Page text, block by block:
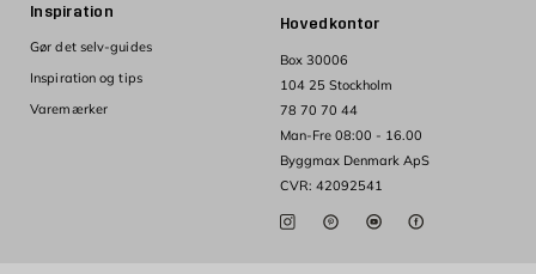
Hovedkontor
Box 30006
104 25 Stockholm
78 70 70 44
Man-Fre 08:00 - 16.00
Byggmax Denmark ApS
CVR: 42092541
Inspiration
Gør det selv-guides
Inspiration og tips
Varemærker